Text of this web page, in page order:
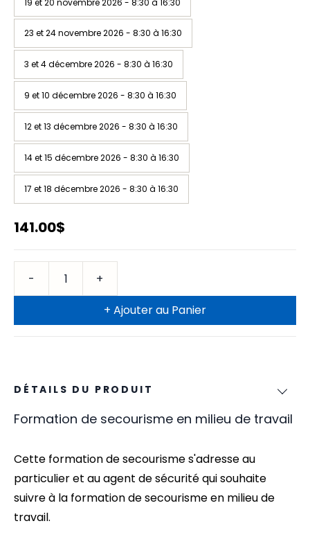
23 et 24 novembre 2026 - 8:30 à 16:30
3 et 4 décembre 2026 - 8:30 à 16:30
9 et 10 décembre 2026 - 8:30 à 16:30
12 et 13 décembre 2026 - 8:30 à 16:30
14 et 15 décembre 2026 - 8:30 à 16:30
17 et 18 décembre 2026 - 8:30 à 16:30
141.00$
+ Ajouter au Panier
DÉTAILS DU PRODUIT
Formation de secourisme en milieu de travail
Cette formation de secourismes'adresse au
particulier et au agent de sécurité qui souhaite
suivre à la formation de secourisme en milieu de
travail.